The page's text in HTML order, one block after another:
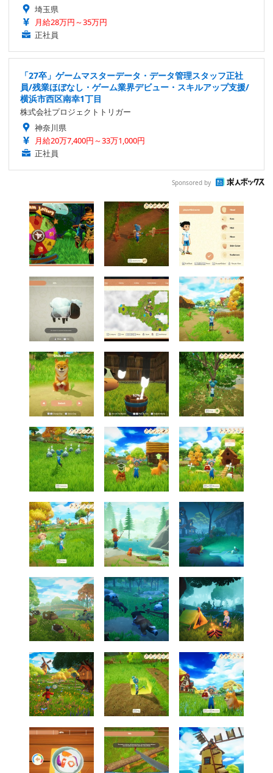
埼玉県
月給28万円～35万円
正社員
「27卒」ゲームマスターデータ・データ管理スタッフ正社
員/残業ほぼなし・ゲーム業界デビュー・スキルアップ支援/
横浜市西区南幸1丁目
株式会社プロジェクトトリガー
神奈川県
月給20万7,400円～33万1,000円
正社員
Sponsored by